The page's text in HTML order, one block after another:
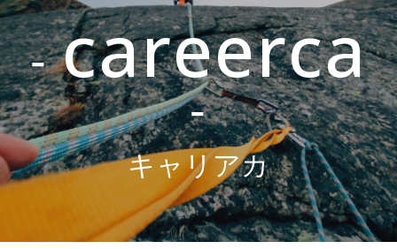
‐careerca
‐
キャリアカ